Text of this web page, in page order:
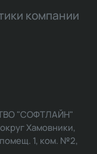
компании
"СОФТЛАЙН"
Хамовники,
помещ. 1, ком. №2,